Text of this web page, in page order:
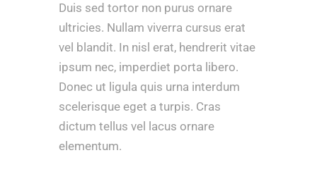
Duis sed tortor non purus ornare
ultricies. Nullam viverra cursus erat
vel blandit. In nisl erat, hendrerit vitae
ipsum nec, imperdiet porta libero.
Donec ut ligula quis urna interdum
scelerisque eget a turpis. Cras
dictum tellus vel lacus ornare
elementum.